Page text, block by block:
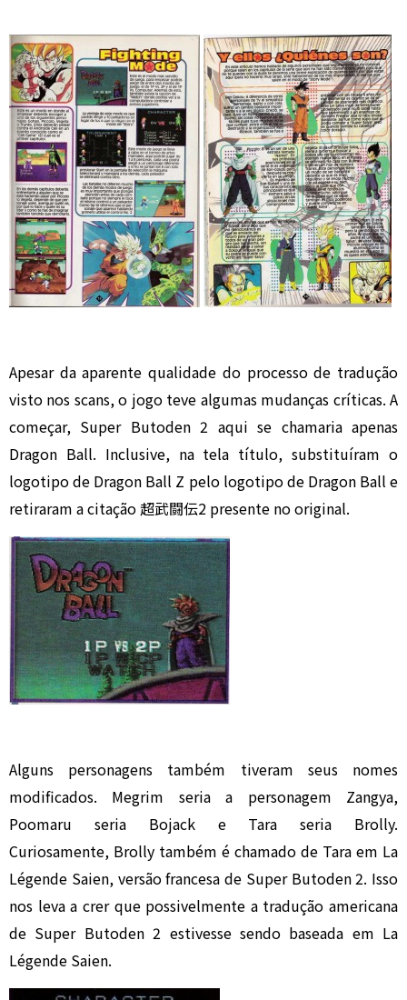
Apesar da aparente qualidade do processo de tradução
visto nos scans, o jogo teve algumas mudanças críticas. A
começar, Super Butoden 2 aqui se chamaria apenas
Dragon Ball. Inclusive, na tela título, substituíram o
logotipo de Dragon Ball Z pelo logotipo de Dragon Ball e
retiraram a citação 超武闘伝2 presente no original.
Alguns personagens também tiveram seus nomes
modificados. Megrim seria a personagem Zangya,
Poomaru seria Bojack e Tara seria Brolly.
Curiosamente, Brolly também é chamado de Tara em La
Légende Saien, versão francesa de Super Butoden 2. Isso
nos leva a crer que possivelmente a tradução americana
de Super Butoden 2 estivesse sendo baseada em La
Légende Saien.